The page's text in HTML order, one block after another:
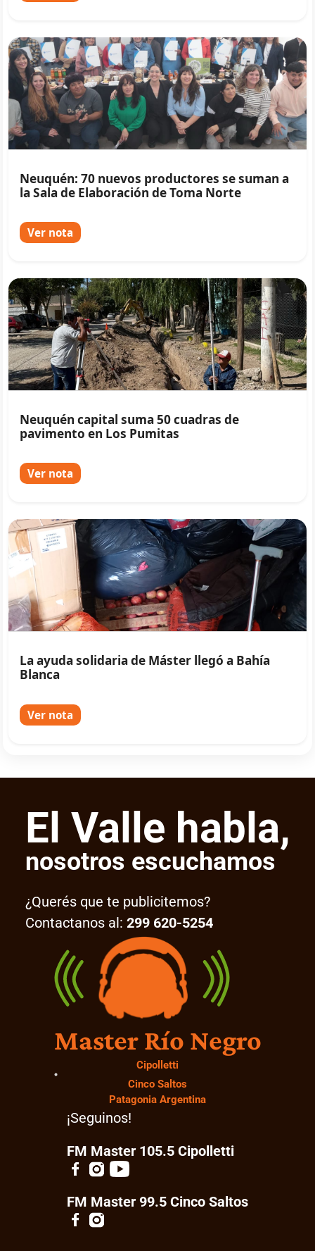
Neuquén: 70 nuevos productores se suman a
la Sala de Elaboración de Toma Norte
Ver nota
Neuquén capital suma 50 cuadras de
pavimento en Los Pumitas
Ver nota
La ayuda solidaria de Máster llegó a Bahía
Blanca
Ver nota
El Valle habla,
nosotros escuchamos
¿Querés que te publicitemos?
Contactanos al: 299 620-5254
Master Río Negro
Cipolletti
Cinco Saltos
Patagonia Argentina
¡Seguinos!
FM Master 105.5 Cipolletti
FM Master 99.5 Cinco Saltos